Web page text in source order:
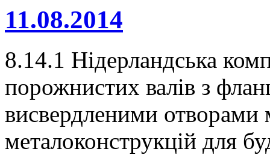
11.08.2014
8.14.1 Нідерландська
порожнистих валів з
висвердленими отворами
металоконструкцій для